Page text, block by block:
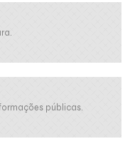
públicas.